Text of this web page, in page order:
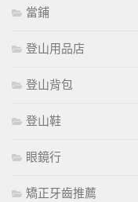
當鋪
登山用品店
登山背包
登山鞋
眼鏡行
矯正牙齒推薦